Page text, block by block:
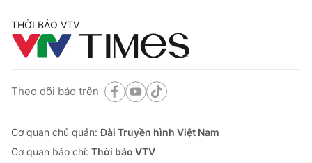
THỜI BÁO VTV
Theo dõi báo trên
Cơ quan chủ quản:Đài Truyền hình Việt Nam
Cơ quan báo chí: Thời báo VTV